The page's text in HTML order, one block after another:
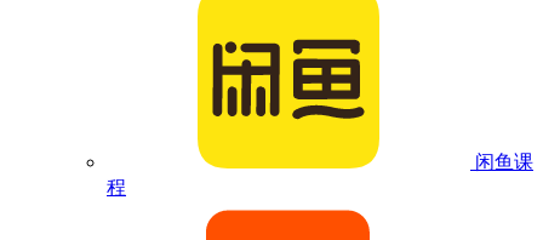
闲鱼课
程